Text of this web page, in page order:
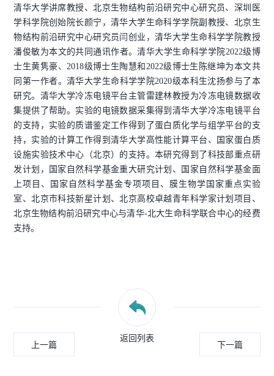
清华大学讲席教授、北京生物结构前沿研究中心研究员、深圳医
学科学院创始院长颜宁，清华大学生命科学学院副教授、北京生
物结构前沿研究中心研究员闫创业，清华大学生命科学学院教授
潘俊敏为本文的共同通讯作者。清华大学生命科学学院2022级博
士生黄隽豪、2018级博士生陶慧和2022级博士生陈继坤为本文共
同第一作者。清华大学生命科学学院2020级本科生沈扬参与了本
研究。清华大学冷冻电镜平台主管雷建林教授为冷冻电镜数据收
集提供了帮助。实验的电镜数据采集得到清华大学冷冻电镜平台
的支持，实验的质谱鉴定工作得到了蛋白质化学与组学平台的支
持，实验的计算工作得到清华大学高性能计算平台、国家蛋白质
设施实验技术中心（北京）的支持。本研究得到了科技部重点研
发计划，国家自然科学基金重大研究计划、国家自然科学基金面
上项目、国家自然科学基金专项项目、膜生物学国家重点实验
室、北京市科技新星计划、北京高校卓越青年科学家计划项目、
北京生物结构前沿研究中心与清华-北大生命科学联合中心的经费
支持。
返回列表
上一篇 下一篇